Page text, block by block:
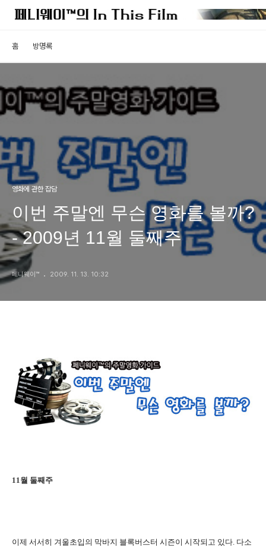
홈 방명록
영화에 관한 잡담
이번 주말엔 무슨 영화를 볼까?
- 2009년 11월 둘째주
페니웨이™ 2009. 11. 13. 10:32
11월 둘째주
이제 서서히 겨울초입의 막바지 블록버스터 시즌이 시작되고 있다. 다소